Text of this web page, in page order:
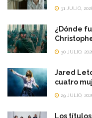
31 JULIO,
¿Dónde
30 JULIO,
Jared
cuatro
29 JULIO,
Los